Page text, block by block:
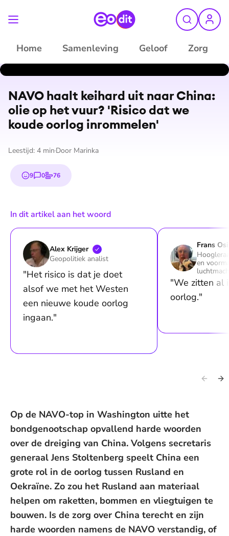
Home Samenleving Geloof Zorg
NAVO haalt keihard uit naar China:
olie op het vuur? 'Risico dat we
koude oorlog inrommelen'
Leestijd: 4 min Door Marinka
9
emojis
0
reacties
76
stemmen
In dit artikel aan het woord
Alex Krijger
Geopolitiek analist
"Het risico is dat je doet
alsof we met het Westen
een nieuwe koude oorlog
ingaan."
Frans
en
"We zitten al
oorlog."
Op de NAVO-top in Washington uitte het
bondgenootschap opvallend harde woorden
over de dreiging van China. Volgens secretaris
generaal Jens Stoltenberg speelt China een
grote rol in de oorlog tussen Rusland en
Oekraïne. Zo zou het Rusland aan materiaal
helpen om raketten, bommen en vliegtuigen te
bouwen. Is de zorg over China terecht en zijn
harde woorden namens de NAVO verstandig, of